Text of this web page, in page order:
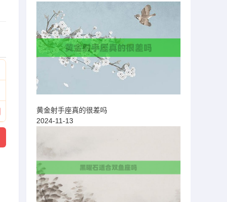
黄金射手座真的很差吗
2024-11-13